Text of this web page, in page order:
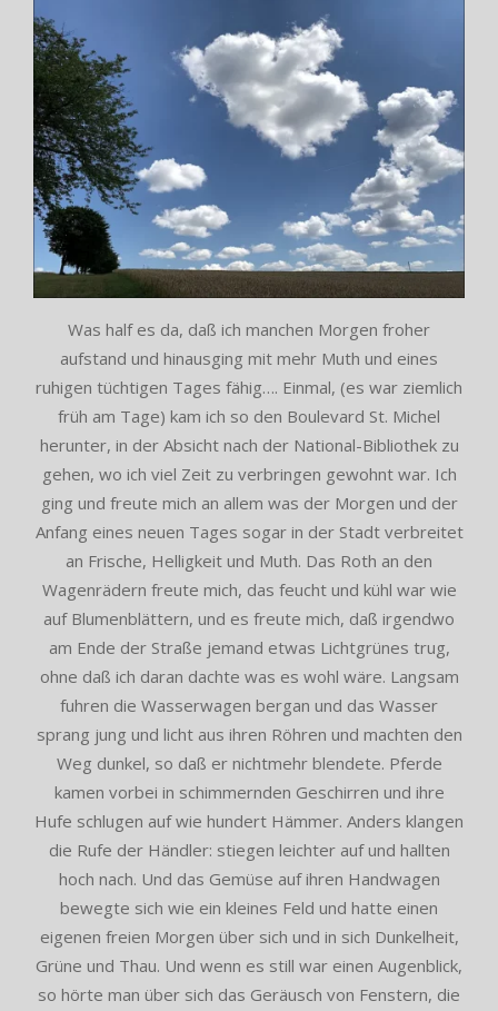
Was half es da, daß ich manchen Morgen froher
aufstand und hinausging mit mehr Muth und eines
ruhigen tüchtigen Tages fähig…. Einmal, (es war ziemlich
früh am Tage) kam ich so den Boulevard St. Michel
herunter, in der Absicht nach der National-Bibliothek zu
gehen, wo ich viel Zeit zu verbringen gewohnt war. Ich
ging und freute mich an allem was der Morgen und der
Anfang eines neuen Tages sogar in der Stadt verbreitet
an Frische, Helligkeit und Muth. Das Roth an den
Wagenrädern freute mich, das feucht und kühl war wie
auf Blumenblättern, und es freute mich, daß irgendwo
am Ende der Straße jemand etwas Lichtgrünes trug,
ohne daß ich daran dachte was es wohl wäre. Langsam
fuhren die Wasserwagen bergan und das Wasser
sprang jung und licht aus ihren Röhren und machten den
Weg dunkel, so daß er nichtmehr blendete. Pferde
kamen vorbei in schimmernden Geschirren und ihre
Hufe schlugen auf wie hundert Hämmer. Anders klangen
die Rufe der Händler: stiegen leichter auf und hallten
hoch nach. Und das Gemüse auf ihren Handwagen
bewegte sich wie ein kleines Feld und hatte einen
eigenen freien Morgen über sich und in sich Dunkelheit,
Grüne und Thau. Und wenn es still war einen Augenblick,
so hörte man über sich das Geräusch von Fenstern, die